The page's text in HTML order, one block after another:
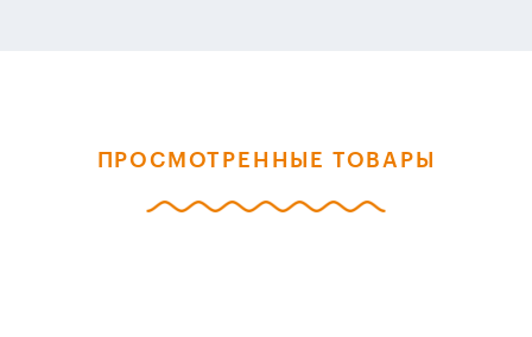
ПРОСМОТРЕННЫЕ ТОВАРЫ